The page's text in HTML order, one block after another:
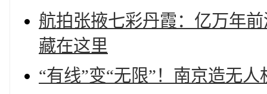
航拍张掖七彩丹霞：亿万年
藏在这里
“有线”变“无限”！南京造无